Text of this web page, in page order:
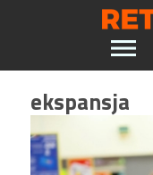
Znajdź
Szukaj oferty pracy:
ekspansja
Wszystkie Artykuły